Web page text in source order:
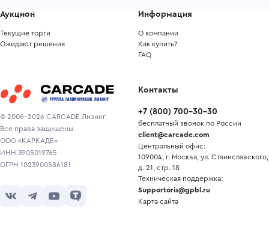
© 2006-2026 CARCADE Лизинг.
Все права защищены.
ООО «КАРКАДЕ»
ИНН 3905019765
ОГРН 1023900586181
Аукцион
Текущие торги
Ожидают решения
Информация
О компании
Как купить?
FAQ
Контакты
+7 (800) 700-30-30
бесплатный звонок по России
client@carcade.com
Центральный офис:
109004, г. Москва, ул. Станиславского,
д. 21, стр. 18
Техническая поддержка:
Supportoris@gpbl.ru
Карта сайта